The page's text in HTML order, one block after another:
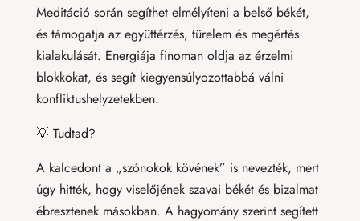
Meditáció során segíthet elmélyíteni a belső békét,
és támogatja az együttérzés, türelem és megértés
kialakulását. Energiája finoman oldja az érzelmi
blokkokat, és segít kiegyensúlyozottabbá válni
konfliktushelyzetekben.
💡 Tudtad?
A kalcedont a „szónokok kövének” is nevezték, mert
úgy hitték, hogy viselőjének szavai békét és bizalmat
ébresztenek másokban. A hagyomány szerint segített